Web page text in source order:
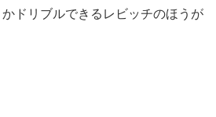
ドリブルできるレビッチのほうが